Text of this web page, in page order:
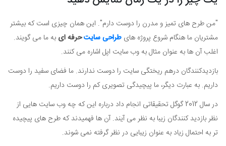
"من طرح های تمیز و مدرن را دوست دارم". این همان چیزی است که بیشتر
مشتریان ما هنگام شروع پروژه های طراحی سایتحرفه ای به ما می گویند.
اغلب آن ها به عنوان مثال به وب سایت اپل اشاره می کنند.
بازدیدکنندگان درهم ریختگی سایت را دوست ندارند. ما فضای سفید را دوست
داریم. به عبارت دیگر، ما پیچیدگی تصویری کم را دوست داریم.
در سال 2012 گوگل تحقیقاتی انجام داد درباره این که چه وب سایت هایی از
نظر بازدید کنندگان زیبا به نظر می آیند. آن ها فهمیدند که طرح های پیچیده
تر به احتمال زیاد به عنوان زیبایی در نظر گرفته نمی شوند.